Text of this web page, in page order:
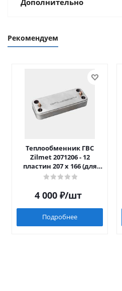
Дополнительно
Рекомендуем
Теплообменник ГВС
Zilmet 2071206 - 12
пластин 207 x 166 (для
Luna/Eco Four после 2014)
4 000₽/шт
Подробнее